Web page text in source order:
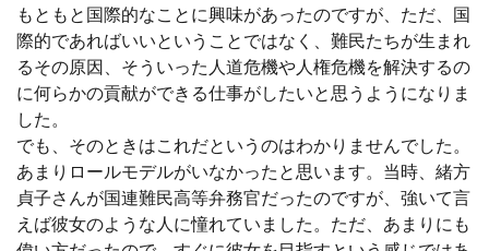
もともと国際的なことに興味があったのですが、ただ、国
際的であればいいということではなく、難民たちが生まれ
るその原因、そういった人道危機や人権危機を解決するの
に何らかの貢献ができる仕事がしたいと思うようになりま
した。
でも、そのときはこれだというのはわかりませんでした。
あまりロールモデルがいなかったと思います。当時、緒方
貞子さんが国連難民高等弁務官だったのですが、強いて言
えば彼女のような人に憧れていました。ただ、あまりにも